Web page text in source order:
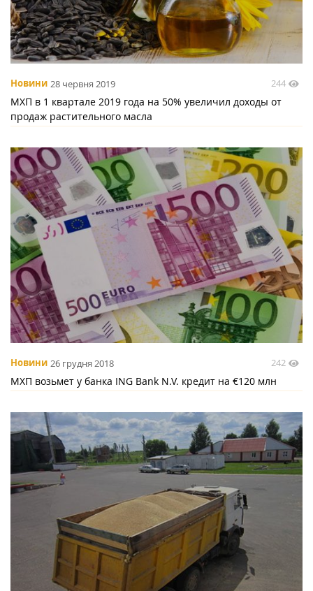
Новини 28 червня 2019 244
МХП в 1 квартале 2019 года на 50% увеличил доходы от
продаж растительного масла
Новини 26 грудня 2018 242
МХП возьмет у банка ING Bank N.V. кредит на €120 млн